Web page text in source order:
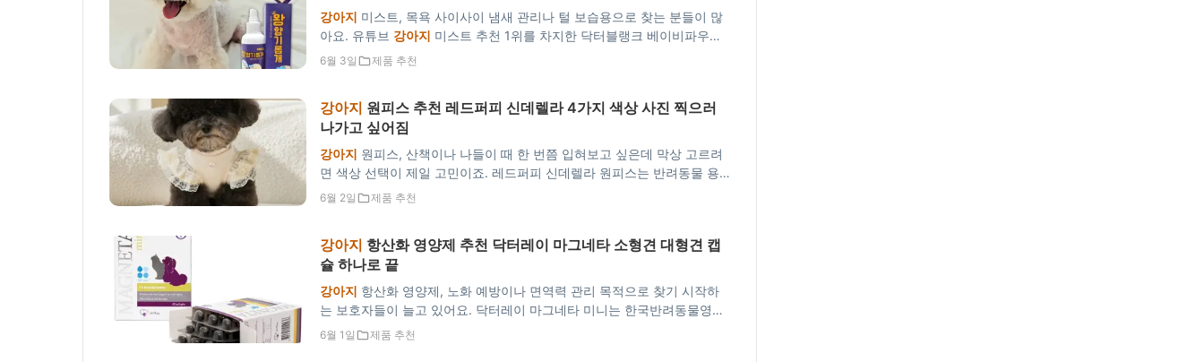
강아지 미스트, 목욕 사이사이 냄새 관리나 털 보습용으로 찾는 분들이 많
아요. 유튜브 강아지 미스트 추천 1위를 차지한 닥터블랭크 베이비파우더
향은 뿌리면 향기가 오래가고 털에 윤기까지 살아난다는 말이 꾸준히 나오
6월 3일 제품 추천
강아지 원피스 추천 레드퍼피 신데렐라 4가지 색상 사진 찍으러
나가고 싶어짐
강아지 원피스, 산책이나 나들이 때 한 번쯤 입혀보고 싶은데 막상 고르려
면 색상 선택이 제일 고민이죠. 레드퍼피 신데렐라 원피스는 반려동물 용
품 업계 1등 브랜드 레드퍼피에서 만든
6월 2일 제품 추천
강아지 항산화 영양제 추천 닥터레이 마그네타 소형견 대형견 캡
슐 하나로 끝
강아지 항산화 영양제, 노화 예방이나 면역력 관리 목적으로 찾기 시작하
는 보호자들이 늘고 있어요. 닥터레이 마그네타 미니는 한국반려동물영양
연구소가 만든 반려동물 전용 항산화 영양제로, 소형견부터 대형견까지 작
6월 1일 제품 추천